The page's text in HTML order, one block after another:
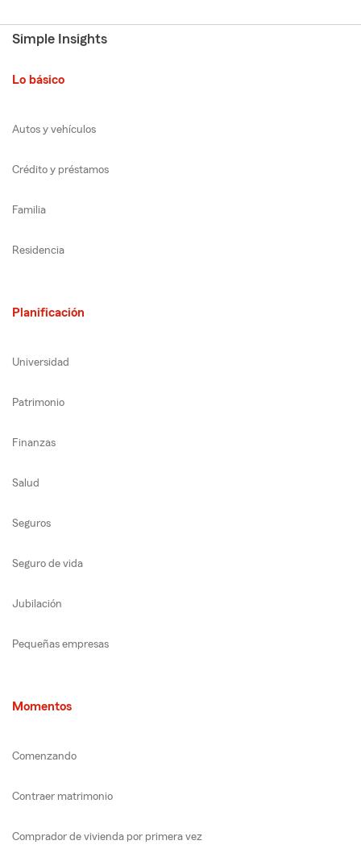
Simple Insights
Lo básico
Autos y vehículos
Crédito y préstamos
Familia
Residencia
Planificación
Universidad
Patrimonio
Finanzas
Salud
Seguros
Seguro de vida
Jubilación
Pequeñas empresas
Momentos
Comenzando
Contraer matrimonio
Comprador de vivienda por primera vez